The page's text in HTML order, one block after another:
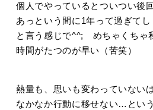
個人でやっているとついつい後
あっという間に1年って過ぎて
と言う感じで^^; めちゃくちゃ
時間がたつのが早い（苦笑）
熱量も、思いも変わっていない
なかなか行動に移せない…とい